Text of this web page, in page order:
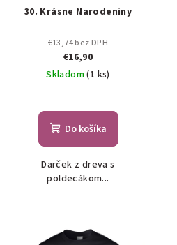
30. Krásne Narodeniny
€13,74 bez DPH
€16,90
Skladom(1 ks)
Do košíka
Darček z dreva s
poldecákom...